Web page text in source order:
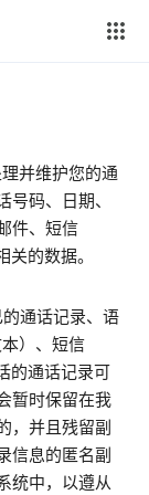
并维护您的通
码、日期、
件、短信
的数据。
通话记录、语
）、短信
的通话记录可
暂时保留在我
，并且残留副
信息的匿名副
统中，以遵从